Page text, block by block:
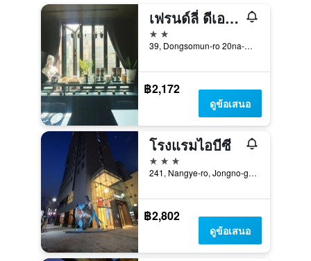
เฟรนด์ลี่ ดีเอช แนสซองซ์ โฮเทล บาย มินดรัม กรุ๊ป
2 ดาว
39, Dongsomun-ro 20na-Gil, โซล, เกาหลีใต้
฿2,172
ดูข้อเสนอ
โรงแรมไอบีซี
3 ดาว
241, Nangye-ro, Jongno-gu, โซล, เกาหลีใต้
฿2,802
ดูข้อเสนอ